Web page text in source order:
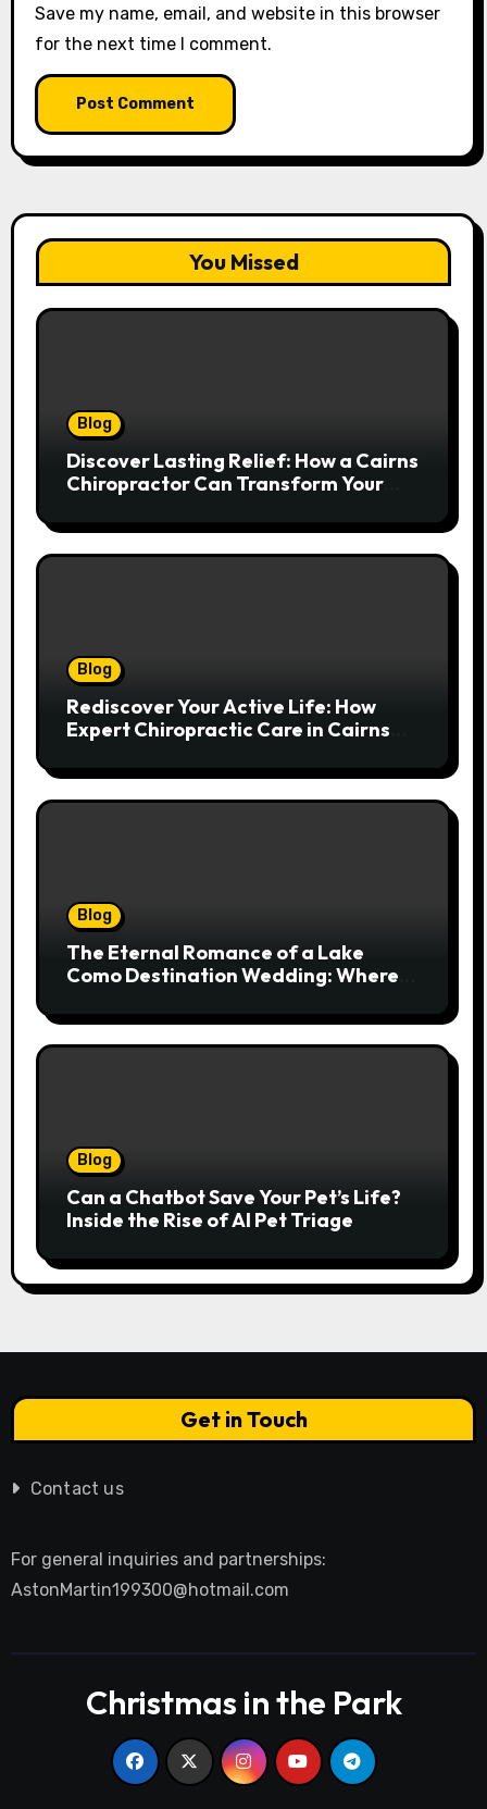
Save my name, email, and website in this browser
for the next time I comment.
You Missed
Blog
Discover Lasting Relief: How a Cairns
Chiropractor Can Transform Your
Blog
Rediscover Your Active Life: How
Expert Chiropractic Care in Cairns
Blog
The Eternal Romance of a Lake
Como Destination Wedding: Where
Serenity
Blog
Can a Chatbot Save Your Pet’s Life?
Inside the Rise of AI Pet Triage
Get in Touch
Contact us
For general inquiries and partnerships:
AstonMartin199300@hotmail.com
Christmas in the Park